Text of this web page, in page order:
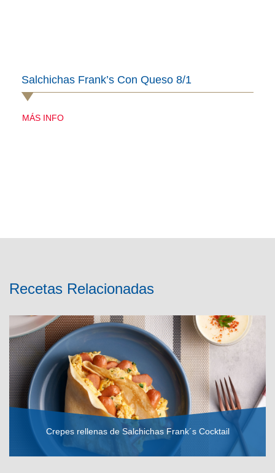
Salchichas Frank’s Con Queso 8/1
MÁS INFO
Recetas Relacionadas
Crepes rellenas de Salchichas Frank´s Cocktail